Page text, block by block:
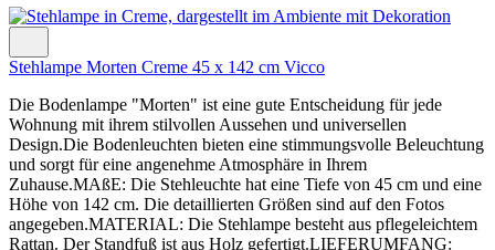
Stehlampe Morten Creme 45 x 142 cm Vicco
Die Bodenlampe "Morten" ist eine gute Entscheidung für jede
Wohnung mit ihrem stilvollen Aussehen und universellen
Design.Die Bodenleuchten bieten eine stimmungsvolle Beleuchtung
und sorgt für eine angenehme Atmosphäre in Ihrem
Zuhause.MAßE: Die Stehleuchte hat eine Tiefe von 45 cm und eine
Höhe von 142 cm. Die detaillierten Größen sind auf den Fotos
angegeben.MATERIAL: Die Stehlampe besteht aus pflegeleichtem
Rattan. Der Standfuß ist aus Holz gefertigt.LIEFERUMFANG: